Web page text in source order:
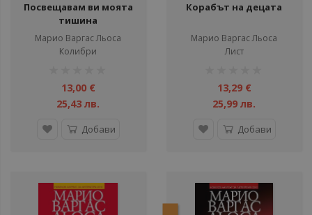
Посвещавам ви моята
тишина
Марио Варгас Льоса
Колибри
13,00 €
25,43 лв.
Добави
Корабът на децата
Марио Варгас Льоса
Лист
13,29 €
25,99 лв.
Добави